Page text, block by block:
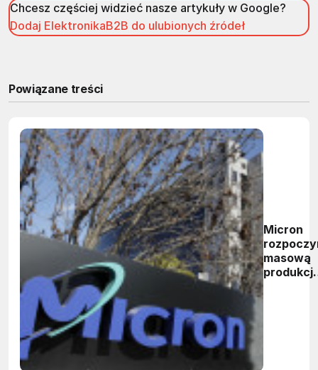
Chcesz częściej widzieć nasze artykuły w Google?
Dodaj ElektronikaB2B do ulubionych źródeł
Powiązane treści
Micron
masową